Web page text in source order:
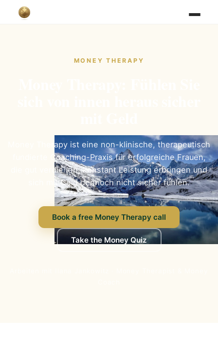
MONEY THERAPY
Money Therapy ist eine non-klinische, therapeutisch
fundierte Coaching-Praxis für erfolgreiche Frauen,
die gut verdienen, konstant Leistung erbringen und
sich mit Geld dennoch nicht sicher fühlen.
Book a free Money Therapy call
Take the Money Quiz